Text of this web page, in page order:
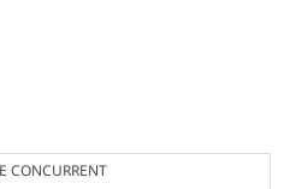
CONCURRENT